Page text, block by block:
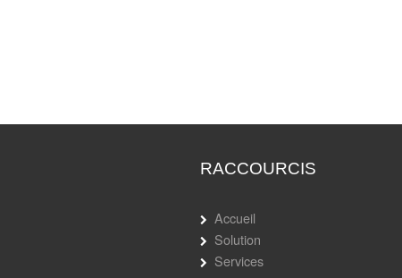
RACCOURCIS
Accueil
Solution
Services